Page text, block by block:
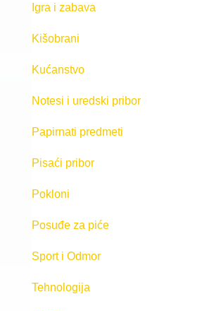
Igra i zabava
Kišobrani
Kućanstvo
Notesi i uredski pribor
Papirnati predmeti
Pisaći pribor
Pokloni
Posuđe za piće
Sport i Odmor
Tehnologija